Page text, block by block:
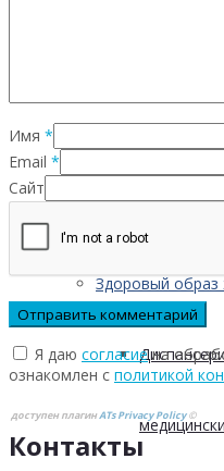
Клуб
Здоровый образ
Имя *
Email *
Сайт
Я даю согласиена
ознакомлен с политикой
доступен плагинATs Privacy Policy©
Контакты